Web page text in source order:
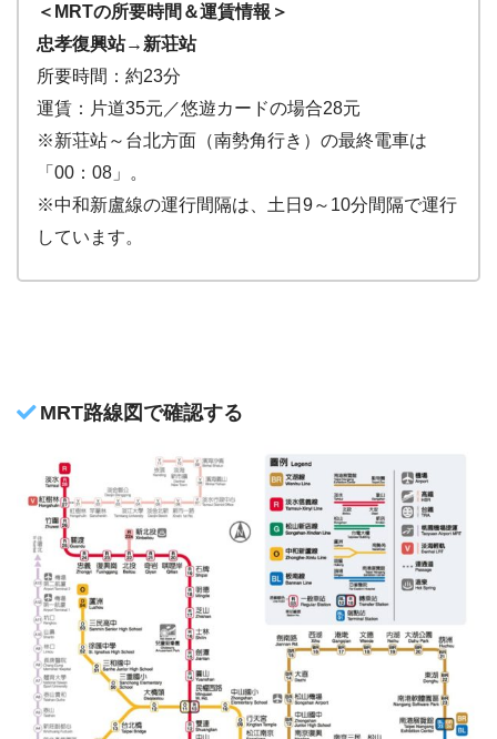
＜MRTの所要時間＆運賃情報＞
忠孝復興站→新荘站
所要時間：約23分
運賃：片道35元／悠遊カードの場合28元
※新荘站～台北方面（南勢角行き）の最終電車は
「00：08」。
※中和新盧線の運行間隔は、土日9～10分間隔で運行
しています。
MRT路線図で確認する